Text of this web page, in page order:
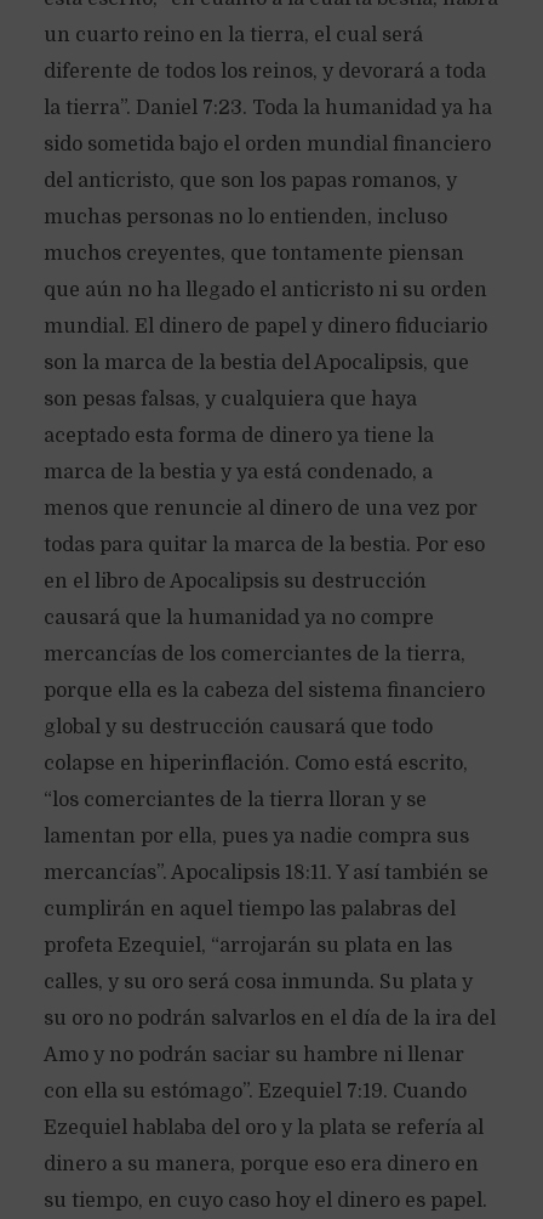
un cuarto reino en la tierra, el cual será
diferente de todos los reinos, y devorará a toda
la tierra”. Daniel 7:23. Toda la humanidad ya ha
sido sometida bajo el orden mundial financiero
del anticristo, que son los papas romanos, y
muchas personas no lo entienden, incluso
muchos creyentes, que tontamente piensan
que aún no ha llegado el anticristo ni su orden
mundial. El dinero de papel y dinero fiduciario
son la marca de la bestia del Apocalipsis, que
son pesas falsas, y cualquiera que haya
aceptado esta forma de dinero ya tiene la
marca de la bestia y ya está condenado, a
menos que renuncie al dinero de una vez por
todas para quitar la marca de la bestia. Por eso
en el libro de Apocalipsis su destrucción
causará que la humanidad ya no compre
mercancías de los comerciantes de la tierra,
porque ella es la cabeza del sistema financiero
global y su destrucción causará que todo
colapse en hiperinflación. Como está escrito,
“los comerciantes de la tierra lloran y se
lamentan por ella, pues ya nadie compra sus
mercancías”. Apocalipsis 18:11. Y así también se
cumplirán en aquel tiempo las palabras del
profeta Ezequiel, “arrojarán su plata en las
calles, y su oro será cosa inmunda. Su plata y
su oro no podrán salvarlos en el día de la ira del
Amo y no podrán saciar su hambre ni llenar
con ella su estómago”. Ezequiel 7:19. Cuando
Ezequiel hablaba del oro y la plata se refería al
dinero a su manera, porque eso era dinero en
su tiempo, en cuyo caso hoy el dinero es papel.